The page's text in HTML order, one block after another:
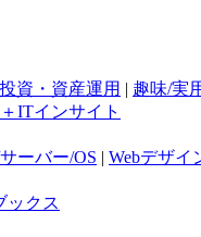
投資・資産運用 | 趣味/実
ITインサイト
ーバー/OS | Webデザイ
ックス